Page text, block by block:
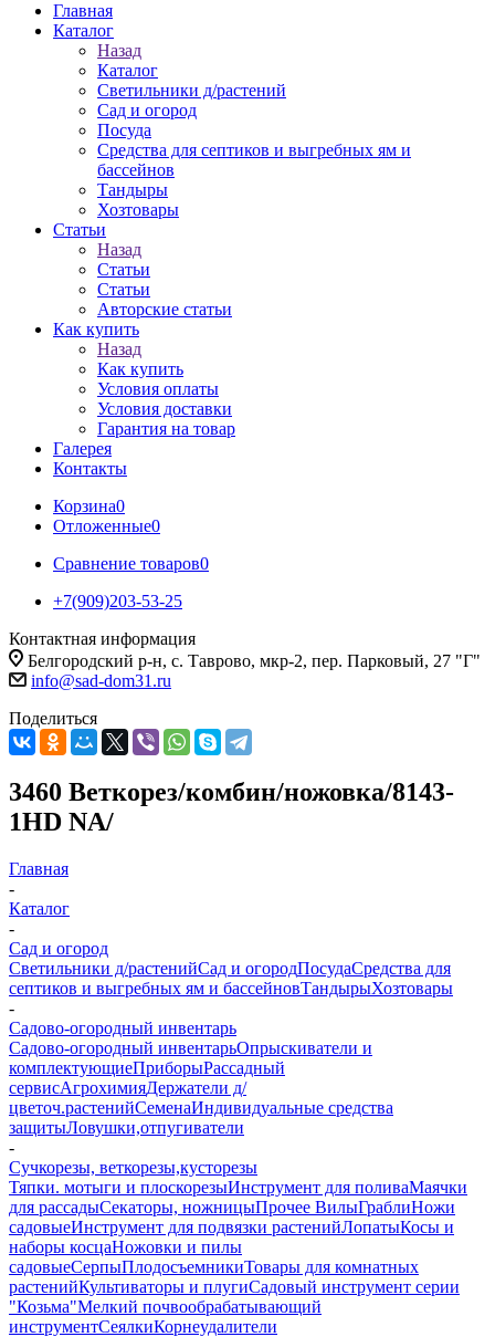
Главная
Каталог
Назад
Каталог
Светильники д/растений
Сад и огород
Посуда
Средства для септиков и выгребных ям и
бассейнов
Тандыры
Хозтовары
Статьи
Назад
Статьи
Статьи
Авторские статьи
Как купить
Назад
Как купить
Условия оплаты
Условия доставки
Гарантия на товар
Галерея
Контакты
Корзина0
Отложенные0
Сравнение товаров0
+7(909)203-53-25
Контактная информация
Белгородский р-н, с. Таврово, мкр-2, пер. Парковый, 27 "Г"
info@sad-dom31.ru
Поделиться
3460 Веткорез/комбин/ножовка/8143-
1HD NA/
Главная
-
Каталог
-
Сад и огород
Светильники д/растенийСад и огородПосудаСредства для
септиков и выгребных ям и бассейновТандырыХозтовары
-
Садово-огородный инвентарь
Садово-огородный инвентарьОпрыскиватели и
комплектующиеПриборыРассадный
сервисАгрохимияДержатели д/
цветоч.растенийСеменаИндивидуальные средства
защитыЛовушки,отпугиватели
-
Сучкорезы, веткорезы,кусторезы
Тяпки. мотыги и плоскорезыИнструмент для поливаМаячки
для рассадыСекаторы, ножницыПрочее ВилыГраблиНожи
садовыеИнструмент для подвязки растенийЛопатыКосы и
наборы косцаНожовки и пилы
садовыеСерпыПлодосъемникиТовары для комнатных
растенийКультиваторы и плугиСадовый инструмент серии
"Козьма"Мелкий почвообрабатывающий
инструментСеялкиКорнеудалители